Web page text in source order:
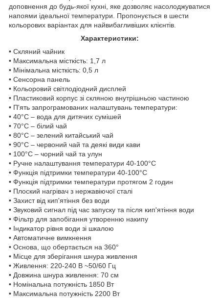
доповнення до будь-якої кухні, яке дозволяє насолоджуватися
напоями ідеальної температури. Пропонується в шести
кольорових варіантах для найвибагливіших клієнтів.
Характеристики:
• Скляний чайник
• Максимальна місткість: 1,7 л
• Мінімальна місткість: 0,5 л
• Сенсорна панель
• Кольоровий світлодіодний дисплей
• Пластиковий корпус зі скляною внутрішньою частиною
• П'ять запрограмованих налаштувань температури:
• 40°C – вода для дитячих сумішей
• 70°C – білий чай
• 80°C – зелений китайський чай
• 90°C – червоний чай та деякі види кави
• 100°C – чорний чай та улун
• Ручне налаштування температури 40-100°C
• Функція підтримки температури 40-100°C
• Функція підтримки температури протягом 2 годин
• Плоский нагрівач з нержавіючої сталі
• Захист від кип'ятіння без води
• Звуковий сигнал під час запуску та після кип'ятіння води
• Фільтр для запобігання утворенню накипу
• Індикатор рівня води зі шкалою
• Автоматичне вимкнення
• Основа, що обертається на 360°
• Місце для зберігання шнура живлення
• Живлення: 220-240 В ~50/60 Гц
• Довжина шнура живлення: 70 см
• Номінальна потужність 1850 Вт
• Максимальна потужність 2200 Вт